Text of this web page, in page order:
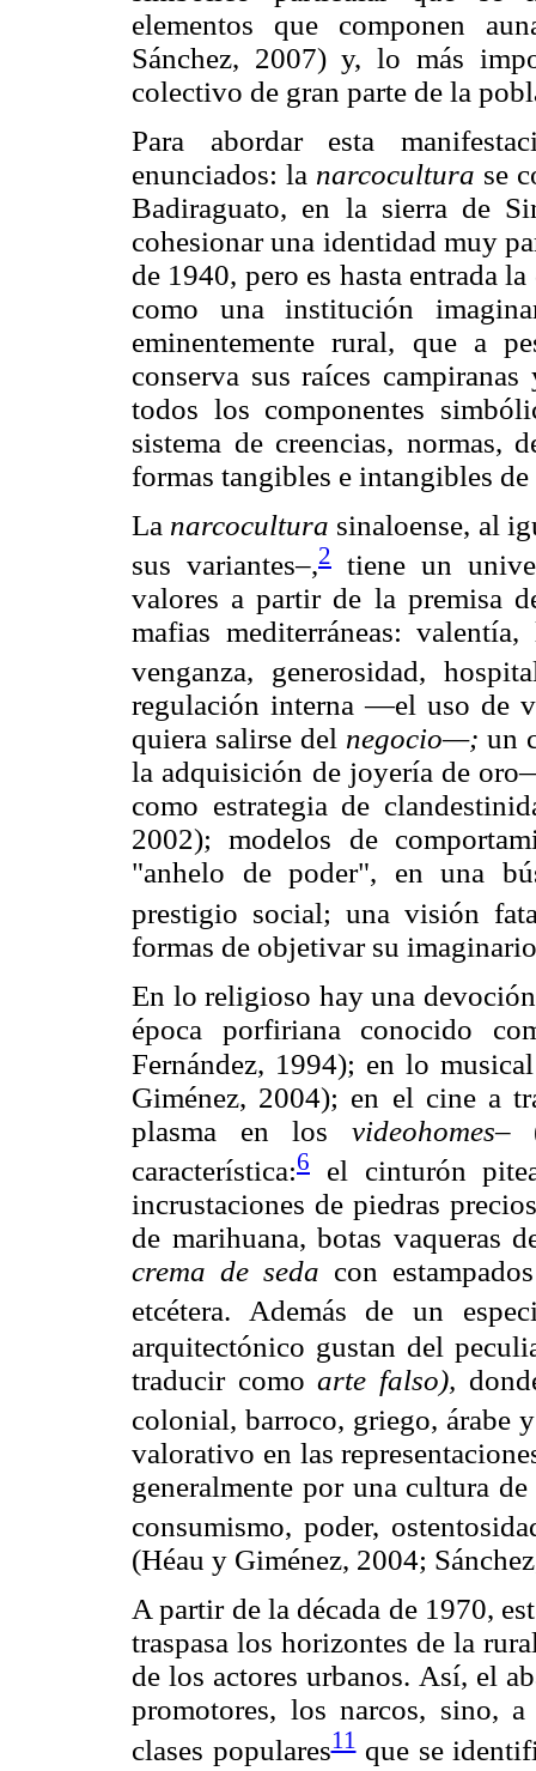
elementos que componen
Sánchez, 2007) y, lo más
colectivo de gran parte de la
Para abordar esta
enunciados: la narcocultura se
Badiraguato, en la sierra de
cohesionar una identidad muy
de 1940, pero es hasta entrada
como una institución
eminentemente rural, que a
conserva sus raíces
todos los componentes
sistema de creencias, normas,
formas tangibles e intangibles
La narcocultura sinaloense, al
sus variantes–,2
tiene un
valores a partir de la premisa
mafias mediterráneas:
venganza, generosidad,
regulación interna —el uso de
quiera salirse del negocio—;un
la adquisición de joyería de
como estrategia de
2002); modelos de
"anhelo de poder", en una
prestigio social; una visión
formas de objetivar su
En lo religioso hay una
época porfiriana conocido
Fernández, 1994); en lo
Giménez, 2004); en el cine a
plasma en los videohomes–
característica:6
el cinturón
incrustaciones de piedras
de marihuana, botas vaqueras
crema de seda con
etcétera. Además de un
arquitectónico gustan del
traducir comoarte falso),
colonial, barroco, griego, árabe
valorativo en las
generalmente por una cultura
consumismo, poder,
(Héau y Giménez, 2004;
A partir de la década de 1970,
traspasa los horizontes de la
de los actores urbanos. Así, el
promotores, los narcos, sino,
clases populares11que se